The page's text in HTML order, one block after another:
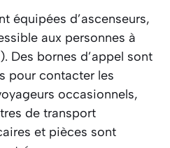
équipées d’ascenseurs,
aux personnes à
Des bornes d’appel sont
pour contacter les
occasionnels,
de transport
et pièces sont